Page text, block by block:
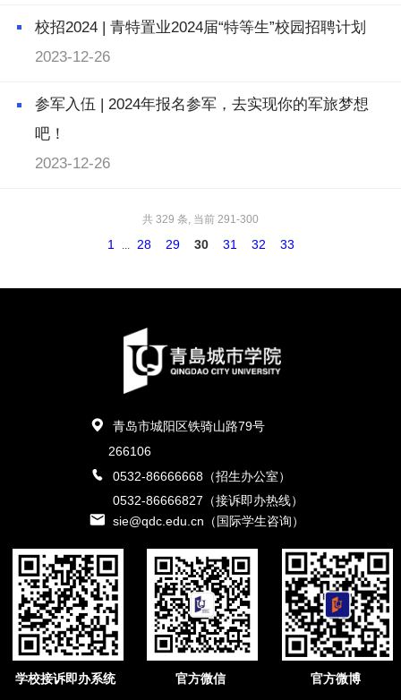
校招2024 | 青特置业2024届“特等生”校园招聘计划
2023-12-26
参军入伍 | 2024年报名参军，去实现你的军旅梦想
吧！
2023-12-26
共 329 条, 当前 291-300
1 28 29 30 31 32 33
青岛市城阳区铁骑山路79号
266106
0532-86666668（招生办公室）
0532-86666827（接诉即办热线）
sie@qdc.edu.cn（国际学生咨询）
学校接诉即办系统 官方微信 官方微博